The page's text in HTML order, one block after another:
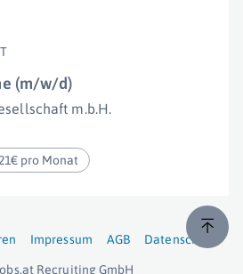
(m/w/d)
m.b.H.
pro Monat
Impressum AGB Datenschutz
Recruiting GmbH